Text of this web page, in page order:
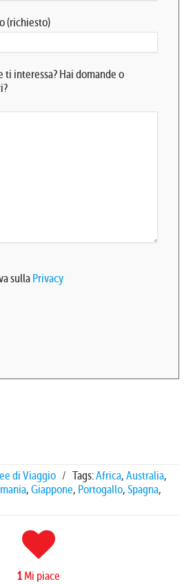
(richiesto)
ti interessa? Hai domande o
sulla Privacy
di Viaggio / Tags:Africa, Australia,
, Giappone, Portogallo, Spagna,
1Mi piace